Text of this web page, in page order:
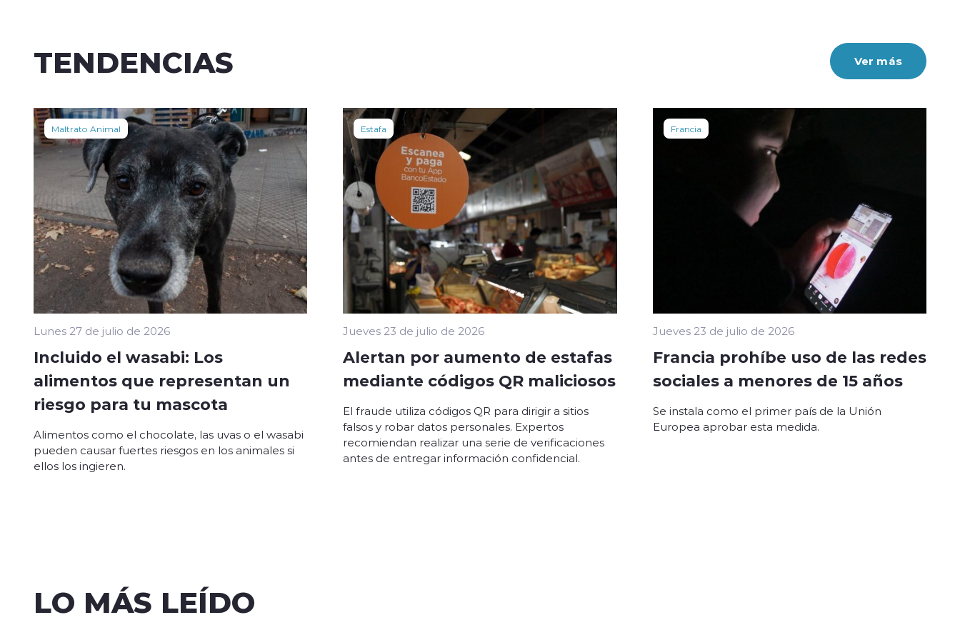
TENDENCIAS Ver más
Maltrato Animal
Lunes 27 de julio de 2026
Incluido el wasabi: Los
alimentos que representan un
riesgo para tu mascota
Alimentos como el chocolate, las uvas o el wasabi
pueden causar fuertes riesgos en los animales si
ellos los ingieren.
Estafa
Jueves 23 de julio de 2026
Alertan por aumento de estafas
mediante códigos QR maliciosos
El fraude utiliza códigos QR para dirigir a sitios
falsos y robar datos personales. Expertos
recomiendan realizar una serie de verificaciones
antes de entregar información confidencial.
Francia
Jueves 23 de julio de 2026
Francia prohíbe uso de las redes
sociales a menores de 15 años
Se instala como el primer país de la Unión
Europea aprobar esta medida.
LO MÁS LEÍDO